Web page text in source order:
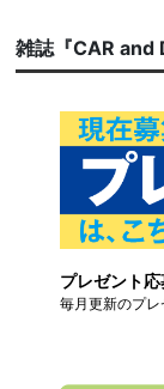
雑誌『CAR and
プレゼント応
毎月更新のプ